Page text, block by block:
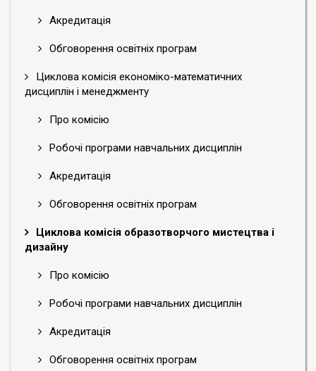
Акредитація
Обговорення освітніх програм
Циклова комісія економіко-математичних
дисциплін і менеджменту
Про комісію
Робочі програми навчальних дисциплін
Акредитація
Обговорення освітніх програм
Циклова комісія образотворчого мистецтва і
дизайну
Про комісію
Робочі програми навчальних дисциплін
Акредитація
Обговорення освітніх програм